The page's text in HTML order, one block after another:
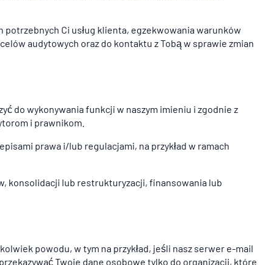
Ci usług klienta, egzekwowania warunków
audytowych oraz do kontaktu z Tobą w sprawie zmian
do wykonywania funkcji w naszym imieniu i zgodnie z
i prawnikom.
prawa i/lub regulacjami, na przykład w ramach
konsolidacji lub restrukturyzacji, finansowania lub
powodu, w tym na przykład, jeśli nasz serwer e-mail
Twoje dane osobowe tylko do organizacji, które